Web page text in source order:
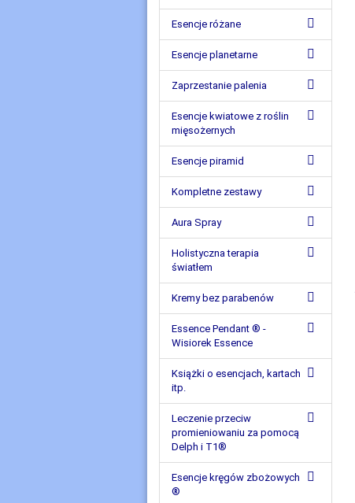
Esencje różane
Esencje planetarne
Zaprzestanie palenia
Esencje kwiatowe z roślin
mięsożernych
Esencje piramid
Kompletne zestawy
Aura Spray
Holistyczna terapia
światłem
Kremy bez parabenów
Essence Pendant ® -
Wisiorek Essence
Książki o esencjach, kartach
itp.
Leczenie przeciw
promieniowaniu za pomocą
Delph i T1®
Esencje kręgów zbożowych
®